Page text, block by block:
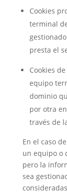
Cookies
terminal
presta el
Cookies
equipo
dominio
por otra
través de
En el caso
un equipo o
pero la
sea